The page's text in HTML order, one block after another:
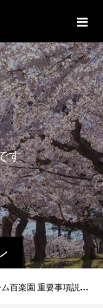
す。
楽園 重要事項説明書